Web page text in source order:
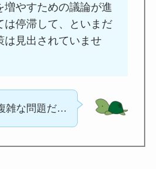
増やすための議論が進
は停滞して、といまだ
は見出されていませ
雑な問題だ…